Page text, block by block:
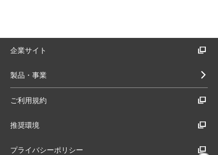
企業サイト
製品・事業
ご利用規約
推奨環境
プライバシーポリシー